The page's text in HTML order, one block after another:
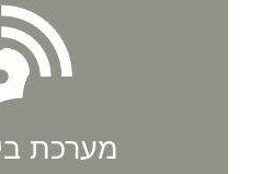
מערכת